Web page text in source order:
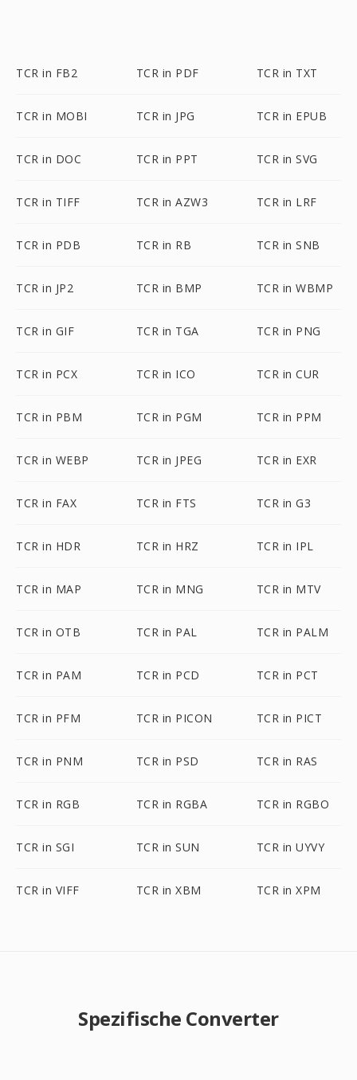
TCR in FB2 TCR in PDF TCR in TXT
TCR in MOBI TCR in JPG TCR in EPUB
TCR in DOC TCR in PPT TCR in SVG
TCR in TIFF TCR in AZW3 TCR in LRF
TCR in PDB TCR in RB TCR in SNB
TCR in JP2 TCR in BMP TCR in WBMP
TCR in GIF TCR in TGA TCR in PNG
TCR in PCX TCR in ICO TCR in CUR
TCR in PBM TCR in PGM TCR in PPM
TCR in WEBP TCR in JPEG TCR in EXR
TCR in FAX TCR in FTS TCR in G3
TCR in HDR TCR in HRZ TCR in IPL
TCR in MAP TCR in MNG TCR in MTV
TCR in OTB TCR in PAL TCR in PALM
TCR in PAM TCR in PCD TCR in PCT
TCR in PFM TCR in PICON TCR in PICT
TCR in PNM TCR in PSD TCR in RAS
TCR in RGB TCR in RGBA TCR in RGBO
TCR in SGI TCR in SUN TCR in UYVY
TCR in VIFF TCR in XBM TCR in XPM
Spezifische Converter